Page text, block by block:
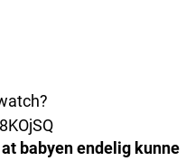
babyen endelig kunne